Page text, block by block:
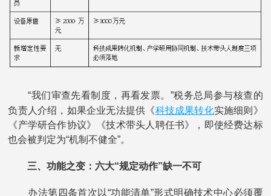
“我们审查先看制度，再看发票。”税务总局参与核查的
负责人介绍，如果企业无法提供《科技成果转化实施细则》
《产学研合作协议》《技术带头人聘任书》，即使经费达标
也会被判定为“机制不健全”。
三、功能之变：六大“规定动作”缺一不可
办法第四条首次以“功能清单”形式明确技术中心必须覆